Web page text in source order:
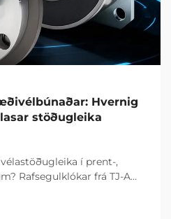
Hvernig
stöðugleika
í prent-,
Rafsegulklókar frá TJ-A
þér hvernig vinsælustu